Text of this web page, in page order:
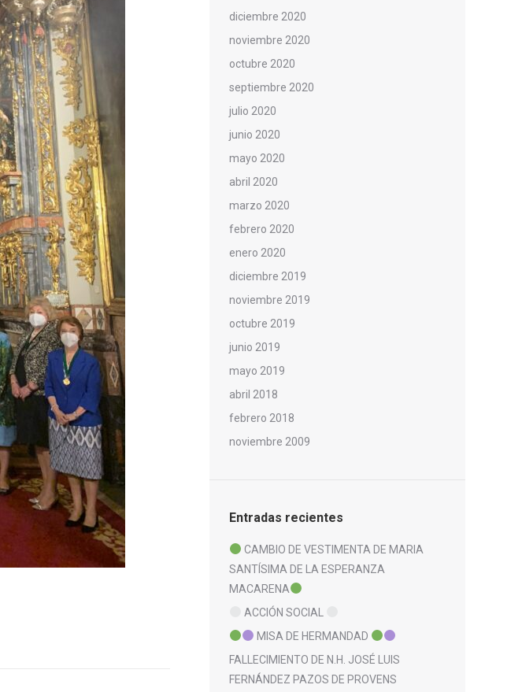
diciembre 2020
noviembre 2020
octubre 2020
septiembre 2020
julio 2020
junio 2020
mayo 2020
abril 2020
marzo 2020
febrero 2020
enero 2020
diciembre 2019
noviembre 2019
octubre 2019
junio 2019
mayo 2019
abril 2018
febrero 2018
noviembre 2009
Entradas recientes
CAMBIO DE VESTIMENTA DE MARIA
SANTÍSIMA DE LA ESPERANZA
MACARENA
ACCIÓN SOCIAL
MISA DE HERMANDAD
FALLECIMIENTO DE N.H. JOSÉ LUIS
FERNÁNDEZ PAZOS DE PROVENS